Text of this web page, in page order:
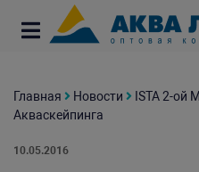
Главная Новости
ISTA 2-ой
Акваскейпинга
10.05.2016